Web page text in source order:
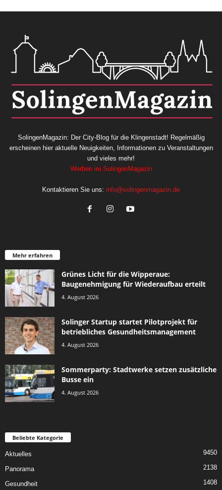
SolingenMagazin: Der City-Blog für die Klingenstadt! Regelmäßig
erscheinen hier aktuelle Neuigkeiten, Informationen zu Veranstaltungen
und vieles mehr!
Werben im SolingenMagazin
Kontaktieren Sie uns: info@solingenmagazin.de
Mehr erfahren
Grünes Licht für die Wipperaue:
Baugenehmigung für Wiederaufbau erteilt
4. August 2026
Solinger Startup startet Pilotprojekt für
betriebliches Gesundheitsmanagement
4. August 2026
Sommerparty: Stadtwerke setzen zusätzliche
Busse ein
4. August 2026
Beliebte Kategorie
Aktuelles 9450
Panorama 2138
Gesundheit 1408